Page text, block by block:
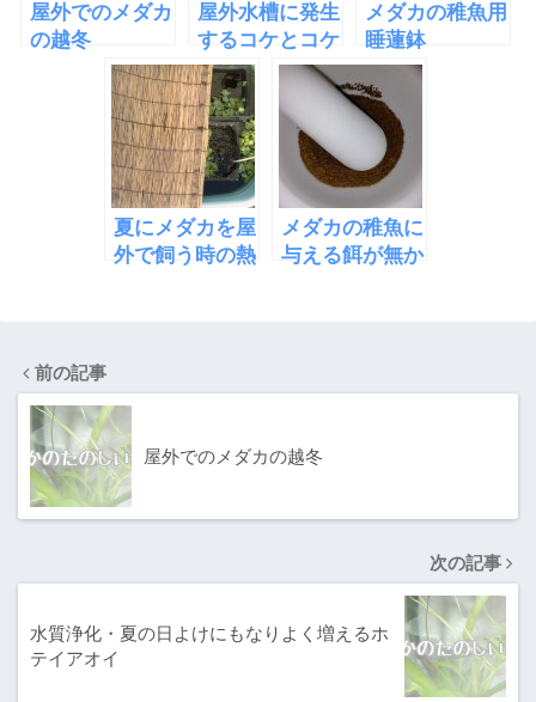
屋外でのメダカ
の越冬
屋外水槽に発生
するコケとコケ
対策要員
メダカの稚魚用
睡蓮鉢
夏にメダカを屋
外で飼う時の熱
メダカの稚魚に
与える餌が無か
前の記事
屋外でのメダカの越冬
次の記事
水質浄化・夏の日よけにもなりよく増えるホ
テイアオイ